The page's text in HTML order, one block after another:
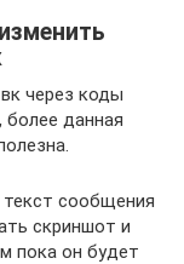
через коды
данная
текст сообщения
скриншот и
пока он будет